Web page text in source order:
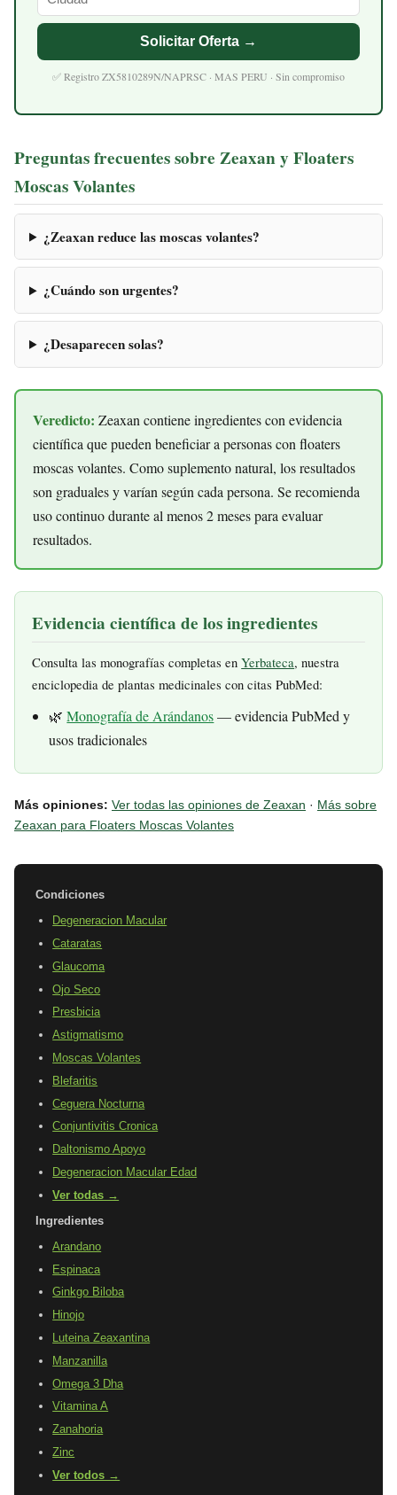
Solicitar Oferta →
✅ Registro ZX5810289N/NAPRSC · MAS PERU · Sin compromiso
Preguntas frecuentes sobre Zeaxan y Floaters
Moscas Volantes
¿Zeaxan reduce las moscas volantes?
¿Cuándo son urgentes?
¿Desaparecen solas?
Veredicto: Zeaxan contiene ingredientes con evidencia
científica que pueden beneficiar a personas con floaters
moscas volantes. Como suplemento natural, los resultados
son graduales y varían según cada persona. Se recomienda
uso continuo durante al menos 2 meses para evaluar
resultados.
Evidencia científica de los ingredientes
Consulta las monografías completas enYerbateca, nuestra
enciclopedia de plantas medicinales con citas PubMed:
🌿Monografía de Arándanos— evidencia PubMed y
usos tradicionales
Más opiniones: Ver todas las opiniones de Zeaxan · Más sobre
Zeaxan para Floaters Moscas Volantes
Condiciones
Degeneracion Macular
Cataratas
Glaucoma
Ojo Seco
Presbicia
Astigmatismo
Moscas Volantes
Blefaritis
Ceguera Nocturna
Conjuntivitis Cronica
Daltonismo Apoyo
Degeneracion Macular Edad
Ver todas →
Ingredientes
Arandano
Espinaca
Ginkgo Biloba
Hinojo
Luteina Zeaxantina
Manzanilla
Omega 3 Dha
Vitamina A
Zanahoria
Zinc
Ver todos →